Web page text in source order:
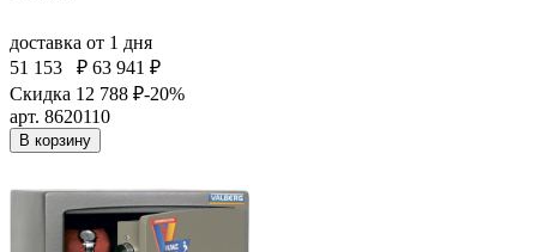
доставка от 1 дня
51 153
₽ 63 941 ₽
Скидка 12 788 ₽-20%
арт. 8620110
В корзину